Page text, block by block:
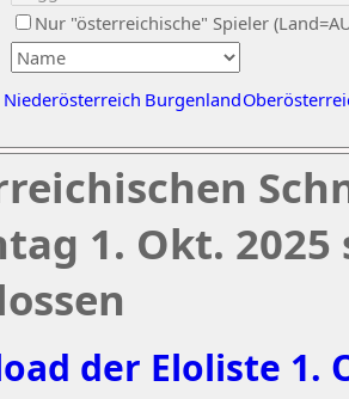
Nur "österreichische" Spieler
Niederösterreich Burgenland
1. Okt.
der Eloliste 1.